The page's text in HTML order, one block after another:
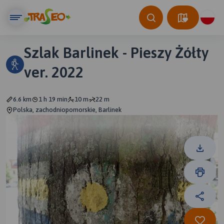
Szlak Barlinek - Pieszy Żółty
ver. 2022
6.6 km 1 h 19 min 10 m
22 m
Polska, zachodniopomorskie, Barlinek